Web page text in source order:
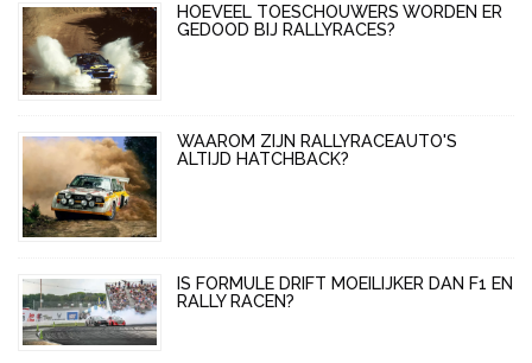
HOEVEEL TOESCHOUWERS WORDEN ER
GEDOOD BIJ RALLYRACES?
WAAROM ZIJN RALLYRACEAUTO'S
ALTIJD HATCHBACK?
IS FORMULE DRIFT MOEILIJKER DAN F1 EN
RALLY RACEN?